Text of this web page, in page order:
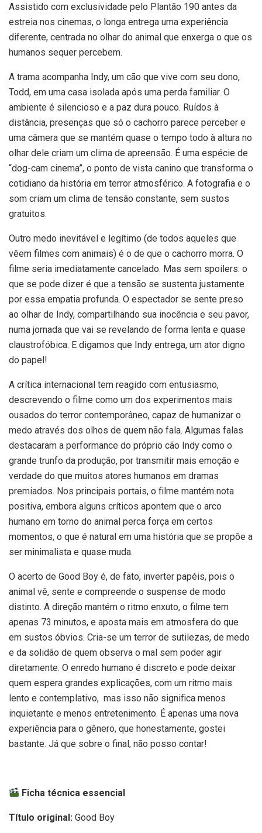
Assistido com exclusividade pelo Plantão 190 antes da
estreia nos cinemas, o longa entrega uma experiência
diferente, centrada no olhar do animal que enxerga o que os
humanos sequer percebem.
A trama acompanha Indy, um cão que vive com seu dono,
Todd, em uma casa isolada após uma perda familiar. O
ambiente é silencioso e a paz dura pouco. Ruídos à
distância, presenças que só o cachorro parece perceber e
uma câmera que se mantém quase o tempo todo à altura no
olhar dele criam um clima de apreensão. É uma espécie de
“dog-cam cinema”, o ponto de vista canino que transforma o
cotidiano da história em terror atmosférico. A fotografia e o
som criam um clima de tensão constante, sem sustos
gratuitos.
Outro medo inevitável e legítimo (de todos aqueles que
vêem filmes com animais) é o de que o cachorro morra. O
filme seria imediatamente cancelado. Mas sem spoilers: o
que se pode dizer é que a tensão se sustenta justamente
por essa empatia profunda. O espectador se sente preso
ao olhar de Indy, compartilhando sua inocência e seu pavor,
numa jornada que vai se revelando de forma lenta e quase
claustrofóbica. E digamos que Indy entrega, um ator digno
do papel!
A crítica internacional tem reagido com entusiasmo,
descrevendo o filme como um dos experimentos mais
ousados do terror contemporâneo, capaz de humanizar o
medo através dos olhos de quem não fala. Algumas falas
destacaram a performance do próprio cão Indy como o
grande trunfo da produção, por transmitir mais emoção e
verdade do que muitos atores humanos em dramas
premiados. Nos principais portais, o filme mantém nota
positiva, embora alguns críticos apontem que o arco
humano em torno do animal perca força em certos
momentos, o que é natural em uma história que se propõe a
ser minimalista e quase muda.
O acerto de Good Boy é, de fato, inverter papéis, pois o
animal vê, sente e compreende o suspense de modo
distinto. A direção mantém o ritmo enxuto, o filme tem
apenas 73 minutos, e aposta mais em atmosfera do que
em sustos óbvios. Cria-se um terror de sutilezas, de medo
e da solidão de quem observa o mal sem poder agir
diretamente. O enredo humano é discreto e pode deixar
quem espera grandes explicações, com um ritmo mais
lento e contemplativo, mas isso não significa menos
inquietante e menos entretenimento. É apenas uma nova
experiência para o gênero, que honestamente, gostei
bastante. Já que sobre o final, não posso contar!
Ficha técnica essencial
Título original: Good Boy